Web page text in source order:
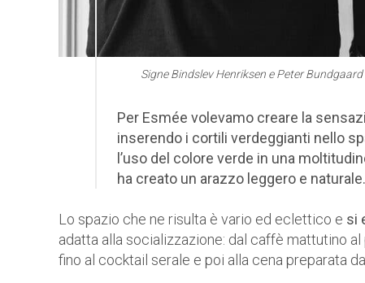
Signe Bindslev Henriksen e Peter
Per Esmée volevamo creare la
inserendo i cortili verdeggianti nello
l’uso del colore verde in una
ha creato un arazzo leggero e naturale.
Lo spazio che ne risulta è vario ed eclettico e si
adatta alla socializzazione: dal caffè mattutino
fino al cocktail serale e poi alla cena preparata